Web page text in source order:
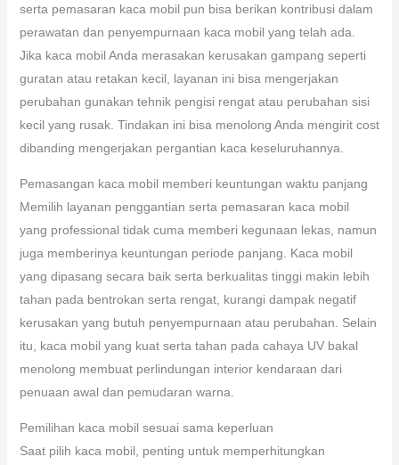
serta pemasaran kaca mobil pun bisa berikan kontribusi dalam
perawatan dan penyempurnaan kaca mobil yang telah ada.
Jika kaca mobil Anda merasakan kerusakan gampang seperti
guratan atau retakan kecil, layanan ini bisa mengerjakan
perubahan gunakan tehnik pengisi rengat atau perubahan sisi
kecil yang rusak. Tindakan ini bisa menolong Anda mengirit cost
dibanding mengerjakan pergantian kaca keseluruhannya.
Pemasangan kaca mobil memberi keuntungan waktu panjang
Memilih layanan penggantian serta pemasaran kaca mobil
yang professional tidak cuma memberi kegunaan lekas, namun
juga memberinya keuntungan periode panjang. Kaca mobil
yang dipasang secara baik serta berkualitas tinggi makin lebih
tahan pada bentrokan serta rengat, kurangi dampak negatif
kerusakan yang butuh penyempurnaan atau perubahan. Selain
itu, kaca mobil yang kuat serta tahan pada cahaya UV bakal
menolong membuat perlindungan interior kendaraan dari
penuaan awal dan pemudaran warna.
Pemilihan kaca mobil sesuai sama keperluan
Saat pilih kaca mobil, penting untuk memperhitungkan